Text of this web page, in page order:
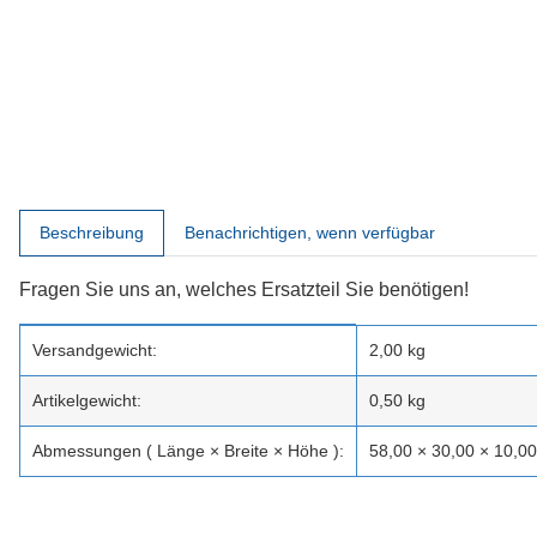
Beschreibung Benachrichtigen, wenn verfügbar
Fragen Sie uns an, welches Ersatzteil Sie benötigen!
Versandgewicht: 2,00 kg
Artikelgewicht: 0,50 kg
Abmessungen ( Länge × Breite × Höhe ): 58,00 × 30,00 ×